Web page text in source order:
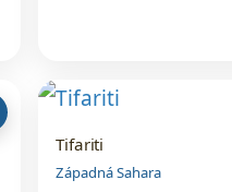
Tifariti
Západná Sahara